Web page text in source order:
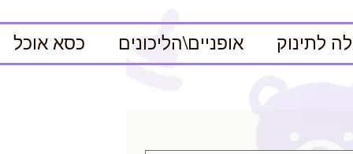
לתינוק אופניים\הליכונים כסא אוכל